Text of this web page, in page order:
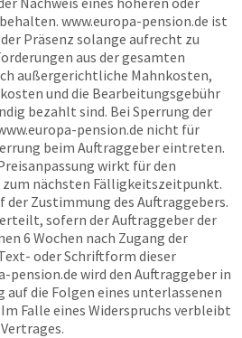
www.europa-pension.de ist
Präsenz solange aufrecht zu
aus der gesamten
außergerichtliche Mahnkosten,
und die Bearbeitungsgebühr
bezahlt sind. Bei Sperrung der
pension.de nicht für
beim Auftraggeber eintreten.
wirkt für den
nächsten Fälligkeitszeitpunkt.
der Zustimmung des Auftraggebers.
sofern der Auftraggeber der
6 Wochen nach Zugang der
oder Schriftform dieser
pension.de wird den Auftraggeber in
die Folgen eines unterlassenen
Falle eines Widerspruchs verbleibt